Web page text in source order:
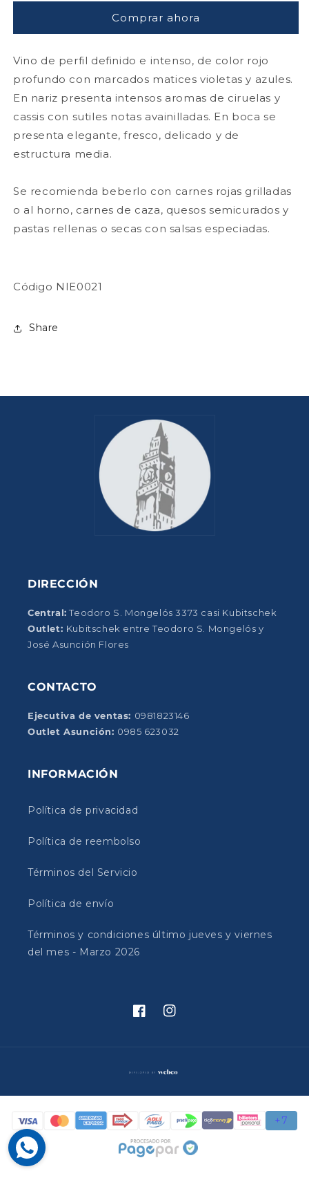
Cabernet
mL
Nicanor
Cabernet
mL
Comprar ahora
Vino de perfil definido e intenso, de color rojo
profundo con marcados matices violetas y azules.
En nariz presenta intensos aromas de ciruelas y
cassis con sutiles notas avainilladas. En boca se
presenta elegante, fresco, delicado y de
estructura media.
Se recomienda beberlo con carnes rojas grilladas
o al horno, carnes de caza, quesos semicurados y
pastas rellenas o secas con salsas especiadas.
Código NIE0021
Share
DIRECCIÓN
Central: Teodoro S. Mongelós 3373 casi Kubitschek
Outlet: Kubitschek entre Teodoro S. Mongelós y
José Asunción Flores
CONTACTO
Ejecutiva de ventas: 0981823146
Outlet Asunción: 0985 623032
INFORMACIÓN
Política de privacidad
Política de reembolso
Términos del Servicio
Política de envío
Términos y condiciones último jueves y viernes
del mes - Marzo 2026
FacebookInstagram
Formas